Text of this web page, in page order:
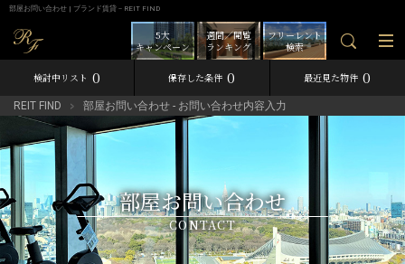
部屋お問い合わせ | ブランド賃貸－REIT FIND
フリーレント
検索
週間／閲覧
ランキング
5大
キャンペーン
検討中リスト 0 保存した条件 0 最近見た物件 0
REIT FIND 部屋お問い合わせ - お問い合わせ内容入力
部屋お問い合わせ
CONTACT